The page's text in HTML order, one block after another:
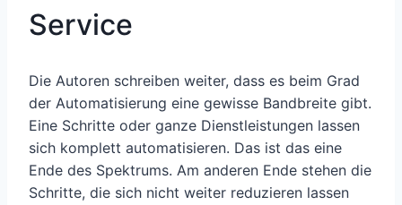
Service
Die Autoren schreiben weiter, dass es beim Grad
der Automatisierung eine gewisse Bandbreite gibt.
Eine Schritte oder ganze Dienstleistungen lassen
sich komplett automatisieren. Das ist das eine
Ende des Spektrums. Am anderen Ende stehen die
Schritte, die sich nicht weiter reduzieren lassen